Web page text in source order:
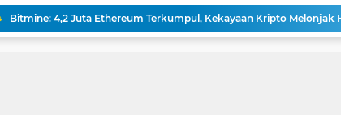
Keamanan Produksi Blok Rokan Diperketat Pasca Insiden Pipa Gas